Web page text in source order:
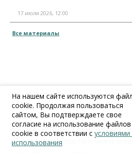
17 июля 2026, 12:00
Все материалы
Вся информация, размещенная
аналитическом портале
На нашем сайте используются
cookie. Продолжая пользоваться
сайтом, Вы подтверждаете свое
согласие на использование файлов
cookie в соответствии с условиями
использования